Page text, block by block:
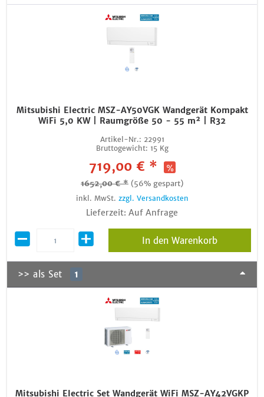
Mitsubishi Electric MSZ-AY50VGK Wandgerät Kompakt
WiFi 5,0 KW | Raumgröße 50 - 55 m² | R32
Artikel-Nr.: 22991
Bruttogewicht: 15 Kg
719,00 € *
1652,00 € * (56% gespart)
inkl. MwSt. zzgl. Versandkosten
Lieferzeit: Auf Anfrage
In den Warenkorb
>> als Set 1
Mitsubishi Electric Set Wandgerät WiFi MSZ-AY42VGKP